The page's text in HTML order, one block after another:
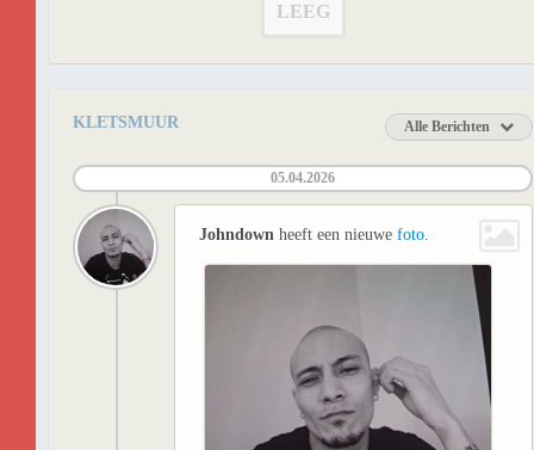
LEEG
KLETSMUUR Alle Berichten
05.04.2026
Johndown heeft een nieuwe foto.